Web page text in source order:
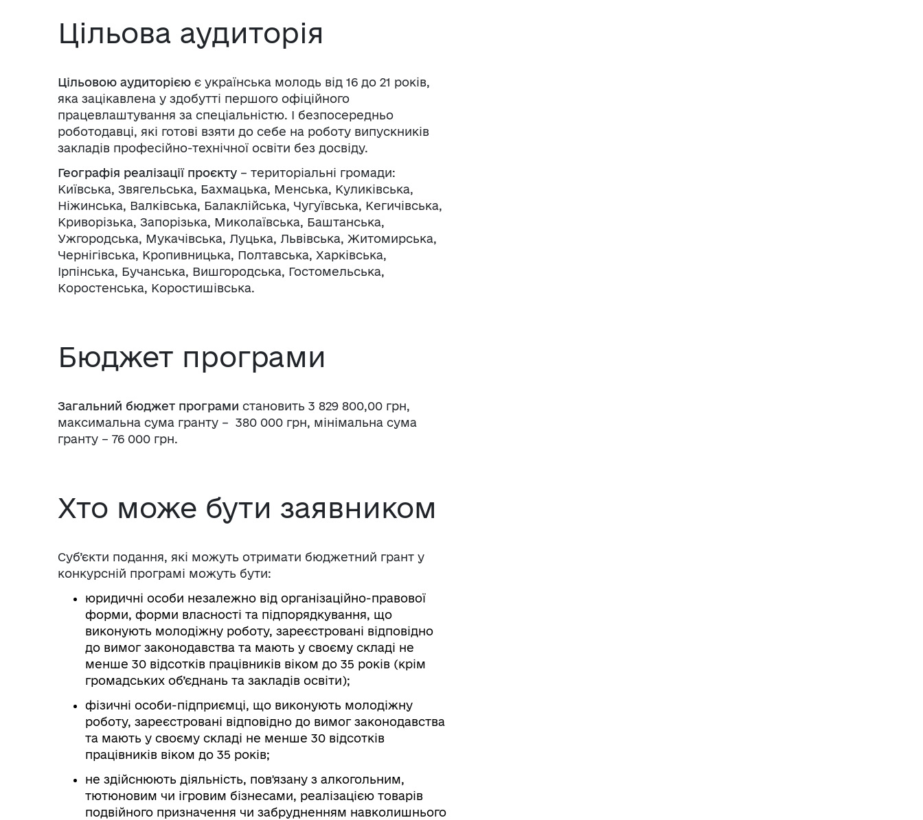
Цільова аудиторія
Цільовою аудиторією є українська молодь від 16 до 21 років,
яка зацікавлена у здобутті першого офіційного
працевлаштування за спеціальністю. І безпосередньо
роботодавці, які готові взяти до себе на роботу випускників
закладів професійно-технічної освіти без досвіду.
Географія реалізації проєкту – територіальні громади:
Київська, Звягельська, Бахмацька, Менська, Куликівська,
Ніжинська, Валківська, Балаклійська, Чугуївська, Кегичівська,
Криворізька, Запорізька, Миколаївська, Баштанська,
Ужгородська, Мукачівська, Луцька, Львівська, Житомирська,
Чернігівська, Кропивницька, Полтавська, Харківська,
Ірпінська, Бучанська, Вишгородська, Гостомельська,
Коростенська, Коростишівська.
Бюджет програми
Загальний бюджет програми становить 3 829 800,00 грн,
максимальна сума гранту – 380 000 грн, мінімальна сума
гранту – 76 000 грн.
Хто може бути заявником
Суб’єкти подання, які можуть отримати бюджетний грант у
конкурсній програмі можуть бути:
юридичні особи незалежно від організаційно-правової
форми, форми власності та підпорядкування, що
виконують молодіжну роботу, зареєстровані відповідно
до вимог законодавства та мають у своєму складі не
менше 30 відсотків працівників віком до 35 років (крім
громадських об’єднань та закладів освіти);
фізичні особи-підприємці, що виконують молодіжну
роботу, зареєстровані відповідно до вимог законодавства
та мають у своєму складі не менше 30 відсотків
працівників віком до 35 років;
не здійснюють діяльність, пов'язану з алкогольним,
тютюновим чи ігровим бізнесами, реалізацією товарів
подвійного призначення чи забрудненням навколишнього